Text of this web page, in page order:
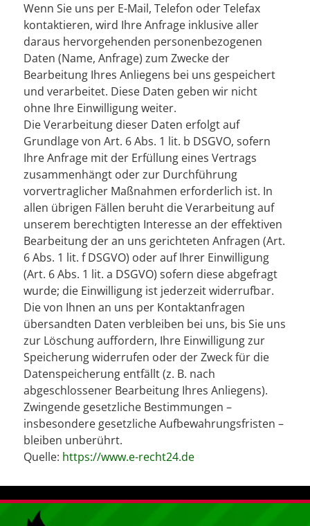
Wenn Sie uns per E-Mail, Telefon oder Telefax
kontaktieren, wird Ihre Anfrage inklusive aller
daraus hervorgehenden personenbezogenen
Daten (Name, Anfrage) zum Zwecke der
Bearbeitung Ihres Anliegens bei uns gespeichert
und verarbeitet. Diese Daten geben wir nicht
ohne Ihre Einwilligung weiter.
Die Verarbeitung dieser Daten erfolgt auf
Grundlage von Art. 6 Abs. 1 lit. b DSGVO, sofern
Ihre Anfrage mit der Erfüllung eines Vertrags
zusammenhängt oder zur Durchführung
vorvertraglicher Maßnahmen erforderlich ist. In
allen übrigen Fällen beruht die Verarbeitung auf
unserem berechtigten Interesse an der effektiven
Bearbeitung der an uns gerichteten Anfragen (Art.
6 Abs. 1 lit. f DSGVO) oder auf Ihrer Einwilligung
(Art. 6 Abs. 1 lit. a DSGVO) sofern diese abgefragt
wurde; die Einwilligung ist jederzeit widerrufbar.
Die von Ihnen an uns per Kontaktanfragen
übersandten Daten verbleiben bei uns, bis Sie uns
zur Löschung auffordern, Ihre Einwilligung zur
Speicherung widerrufen oder der Zweck für die
Datenspeicherung entfällt (z. B. nach
abgeschlossener Bearbeitung Ihres Anliegens).
Zwingende gesetzliche Bestimmungen –
insbesondere gesetzliche Aufbewahrungsfristen –
bleiben unberührt.
Quelle: https://www.e-recht24.de